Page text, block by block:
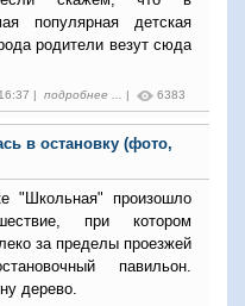
популярная детская
родители везут сюда
| подробнее ... | 6383
в остановку (фото,
"Школьная" произошло
при котором
за пределы проезжей
павильон.
дерево.